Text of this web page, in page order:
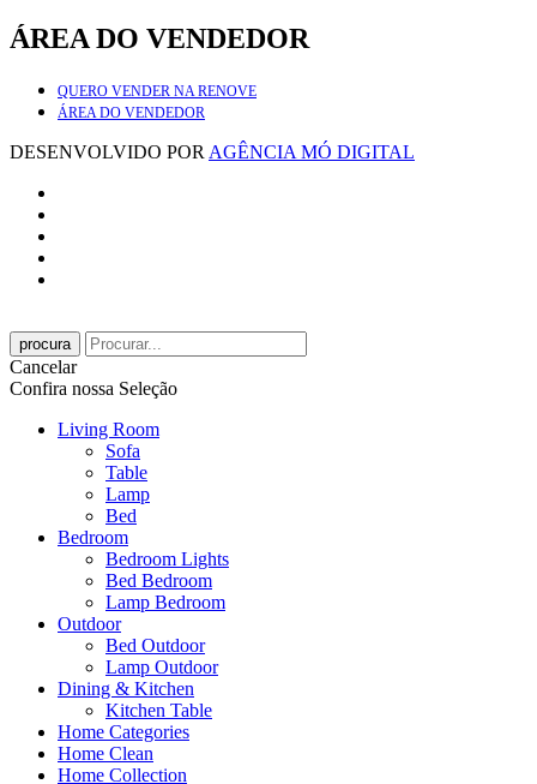
ÁREA DO VENDEDOR
QUERO VENDER NA RENOVE
ÁREA DO VENDEDOR
DESENVOLVIDO POR AGÊNCIA MÓ DIGITAL
procura
Cancelar
Confira nossa Seleção
Living Room
Sofa
Table
Lamp
Bed
Bedroom
Bedroom Lights
Bed Bedroom
Lamp Bedroom
Outdoor
Bed Outdoor
Lamp Outdoor
Dining & Kitchen
Kitchen Table
Home Categories
Home Clean
Home Collection